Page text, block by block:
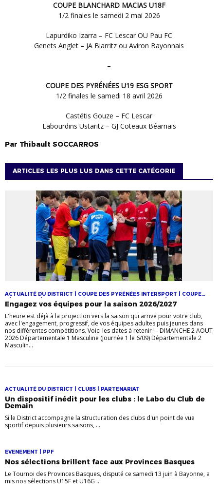
COUPE BLANCHARD MACIAS U18F
1/2 finales le samedi 2 mai 2026
Lapurdiko Izarra – FC Lescar OU Pau FC
Genets Anglet – JA Biarritz ou Aviron Bayonnais
–
COUPE DES PYRÉNÉES U19 ESG SPORT
1/2 finales le samedi 18 avril 2026
Castétis Gouze – FC Lescar
Labourdins Ustaritz – GJ Coteaux Béarnais
Par Thibault SOCCARROS
ARTICLES LES PLUS LUS DANS CETTE CATÉGORIE
ACTUALITÉ DU DISTRICT | COUPE DES PYRÉNÉES INTERSPORT | COUPE
FÉMININE CRÉDIT AGRICOLE | COUPES JEUNES | COUPES SÉNIORS |
DÉPARTEMENTALE 1 | FESTIVAL FOOT U13 PITCH | FOOT ANIMATION | FOOT
FÉMININ
Engagez vos équipes pour la saison 2026/2027
L'heure est déjà à la projection vers la saison qui arrive pour votre club,
avec l'engagement, progressif, de vos équipes adultes puis jeunes dans
nos différentes compétitions. Voici les dates à retenir ! - DIMANCHE 2 AOUT
2026 Départementale 1 Masculine (Journée 1 le 6/09) Départementale 2
Masculin...
ACTUALITÉ DU DISTRICT | CLUBS | PARTENARIAT
Un dispositif inédit pour les clubs : le Labo du Club de
Demain
Si le District accompagne la structuration des clubs d'un point de vue
sportif depuis plusieurs saisons, ...
EVENEMENT | PPF
Nos sélections brillent face aux Provinces Basques
Le Tournoi des Provinces Basques, disputé ce samedi 13 juin à Bayonne, a
mis nos sélections U15F et U16G ...